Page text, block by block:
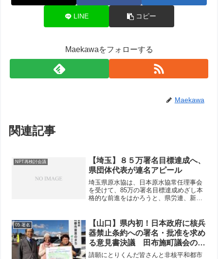
LINE コピー
Maekawaをフォローする
Maekawa
関連記事
NPT再検討会議
【埼玉】８５万署名目標達成へ、
県団体代表が連名アピール
埼玉県原水協は、日本原水協常任理事会
を受けて、85万の署名目標達成めざし本
格的な前進をはかろうと、県労連、新婦
めて2010年ＮＰＴ会議を歴史的転換点と
するための署名の...
05 署名
【山口】県内初！日本政府に核兵
器禁止条約への署名・批准を求め
る意見書決議 田布施町議会の請
願のとりくみ
請願にとりくんだ皆さんと非核平和都市